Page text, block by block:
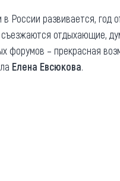
России развивается, год
съезжаются отдыхающие,
форумов – прекрасная
Елена Евсюкова.